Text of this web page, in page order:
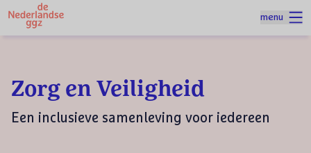
Spring naar hoofdinhoud
menu
Homepage
Zorg en Veiligheid
Een inclusieve samenleving voor iedereen